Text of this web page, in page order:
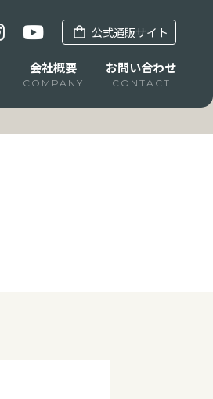
公式通販サイト
会社概要
COMPANY
お問い合わせ
CONTACT